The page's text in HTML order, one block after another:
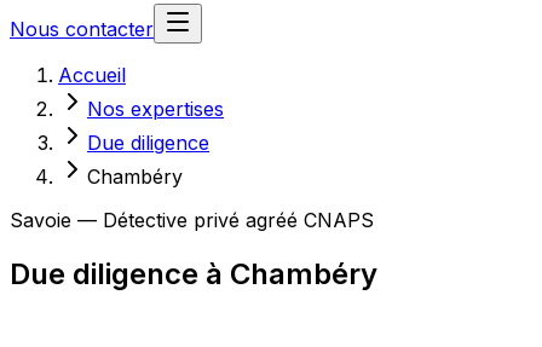
Nous contacter
Accueil
Nos expertises
Due diligence
Chambéry
Savoie — Détective privé agréé CNAPS
Due diligence à Chambéry